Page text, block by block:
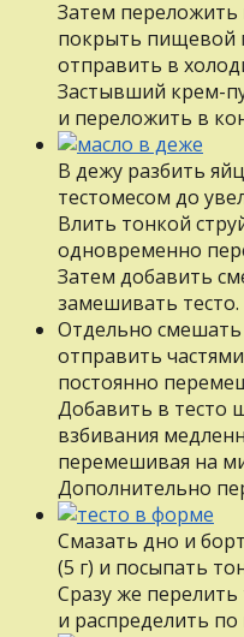
Затем
покрыть пищевой
отправить в
Застывший крем-
и переложить в
В дежу разбить
тестомесом до
Влить тонкой
одновременно
Затем добавить
замешивать тесто.
Отдельно смешать
отправить
постоянно
Добавить в тесто
взбивания
перемешивая на
Дополнительно
Смазать дно и
(5 г) и посыпать
Сразу же перелить
и распределить по